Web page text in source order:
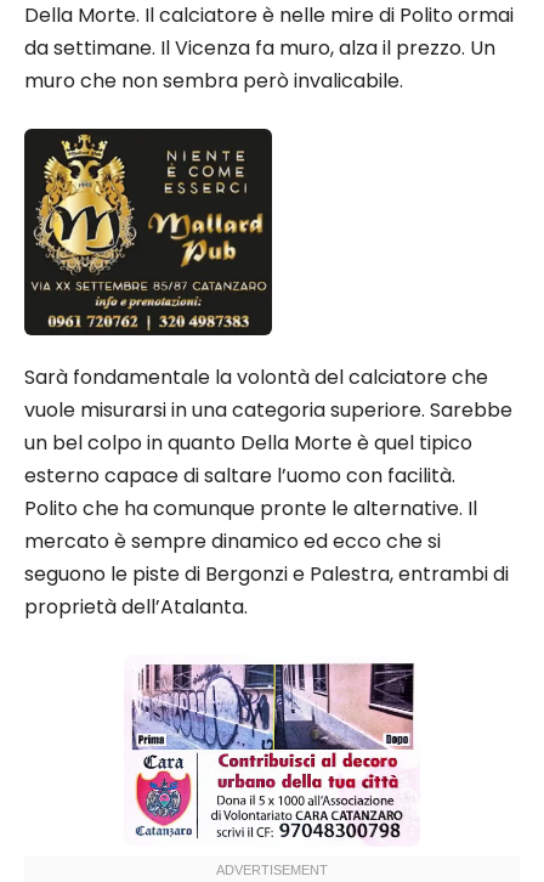
Della Morte. Il calciatore è nelle mire di Polito ormai
da settimane. Il Vicenza fa muro, alza il prezzo. Un
muro che non sembra però invalicabile.
Sarà fondamentale la volontà del calciatore che
vuole misurarsi in una categoria superiore. Sarebbe
un bel colpo in quanto Della Morte è quel tipico
esterno capace di saltare l’uomo con facilità.
Polito che ha comunque pronte le alternative. Il
mercato è sempre dinamico ed ecco che si
seguono le piste di Bergonzi e Palestra, entrambi di
proprietà dell’Atalanta.